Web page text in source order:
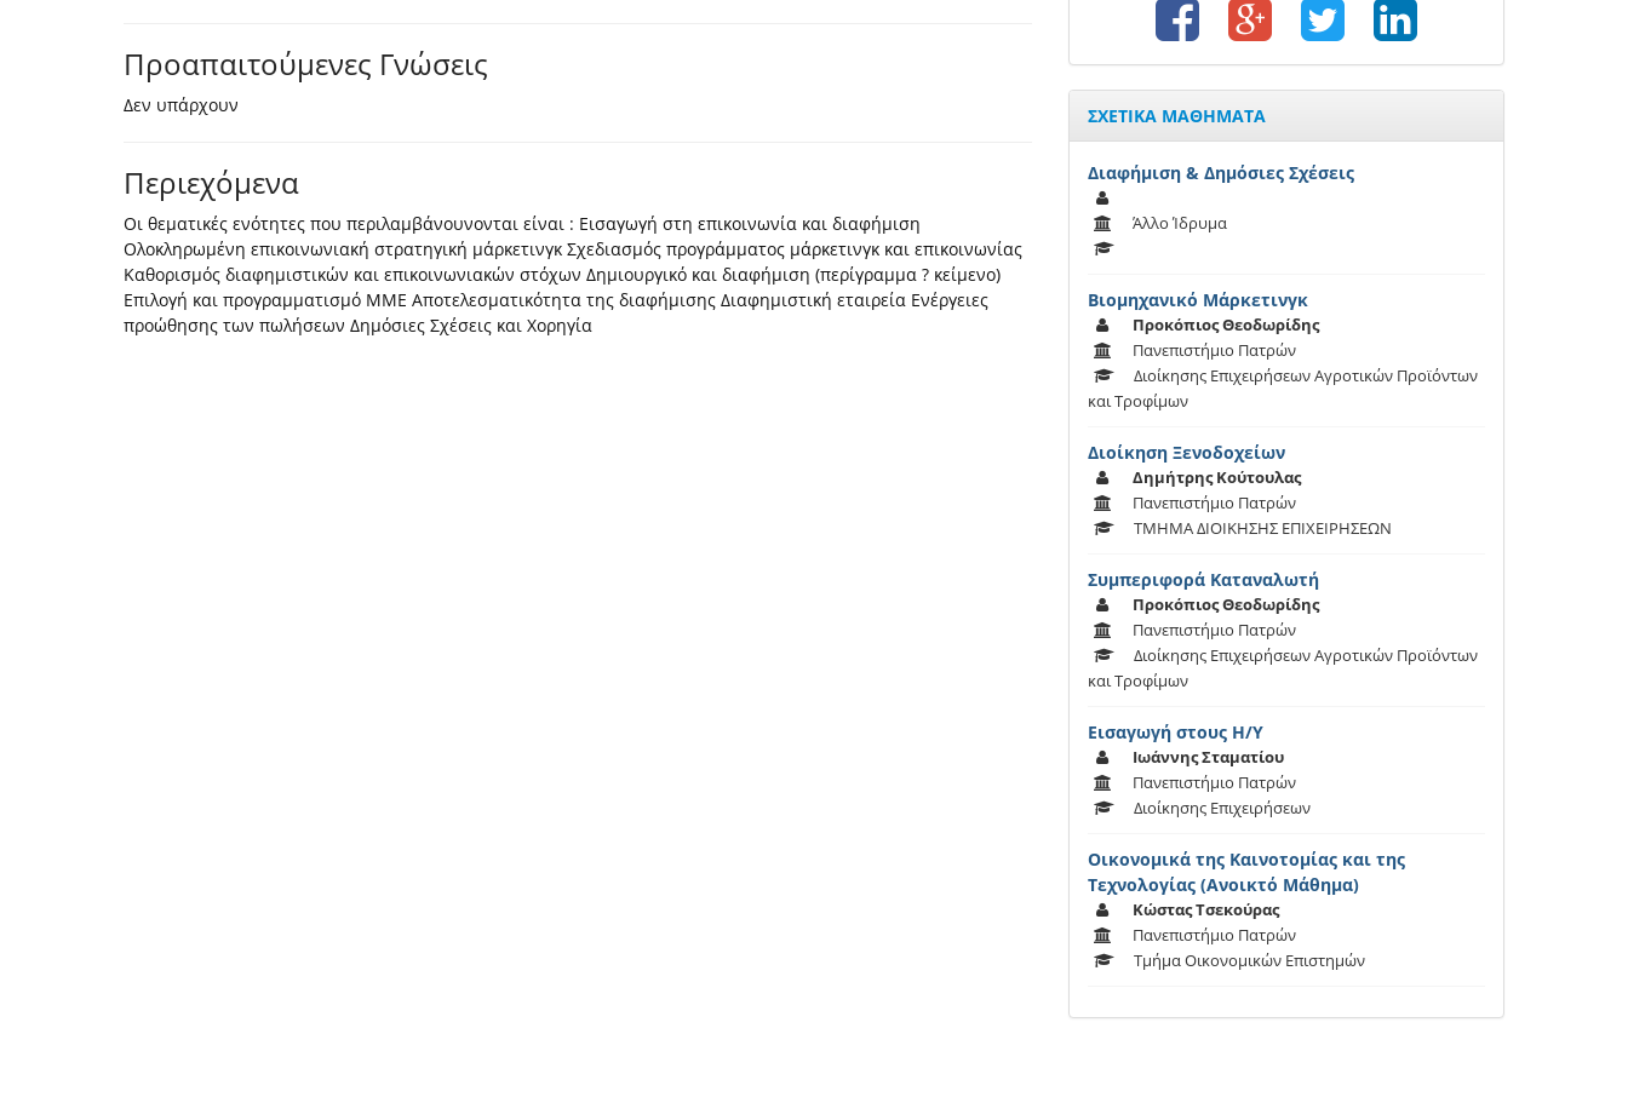
Προαπαιτούμενες Γνώσεις
Δεν υπάρχουν
Περιεχόμενα
Οι θεματικές ενότητες που περιλαμβάνουνονται είναι : Εισαγωγή στη επικοινωνία και διαφήμιση
Ολοκληρωμένη επικοινωνιακή στρατηγική μάρκετινγκ Σχεδιασμός προγράμματος μάρκετινγκ και επικοινωνίας
Καθορισμός διαφημιστικών και επικοινωνιακών στόχων Δημιουργικό και διαφήμιση (περίγραμμα ? κείμενο)
Επιλογή και προγραμματισμό ΜΜΕ Αποτελεσματικότητα της διαφήμισης Διαφημιστική εταιρεία Ενέργειες
προώθησης των πωλήσεων Δημόσιες Σχέσεις και Χορηγία
ΣΧΕΤΙΚΑ ΜΑΘΗΜΑΤΑ
Διαφήμιση & Δημόσιες Σχέσεις
Άλλο Ίδρυμα
Βιομηχανικό Μάρκετινγκ
Προκόπιος Θεοδωρίδης
Πανεπιστήμιο Πατρών
Διοίκησης Επιχειρήσεων Αγροτικών Προϊόντων
και Τροφίμων
Διοίκηση Ξενοδοχείων
Δημήτρης Κούτουλας
Πανεπιστήμιο Πατρών
ΤΜΗΜΑ ΔΙΟΙΚΗΣΗΣ ΕΠΙΧΕΙΡΗΣΕΩΝ
Συμπεριφορά Καταναλωτή
Προκόπιος Θεοδωρίδης
Πανεπιστήμιο Πατρών
Διοίκησης Επιχειρήσεων Αγροτικών Προϊόντων
και Τροφίμων
Εισαγωγή στους Η/Υ
Ιωάννης Σταματίου
Πανεπιστήμιο Πατρών
Διοίκησης Επιχειρήσεων
Οικονομικά της Καινοτομίας και της
Τεχνολογίας (Ανοικτό Μάθημα)
Κώστας Τσεκούρας
Πανεπιστήμιο Πατρών
Τμήμα Οικονομικών Επιστημών